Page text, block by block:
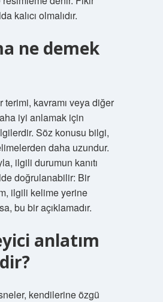
kalıcı olmalıdır.
ne demek
terimi, kavramı veya diğer
iyi anlamak için
Söz konusu bilgi,
daha uzundur.
ilgili durumun kanıtı
doğrulanabilir: Bir
ilgili kelime yerine
bu bir açıklamadır.
anlatım
kendilerine özgü